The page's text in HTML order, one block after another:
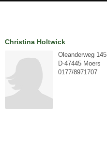
Christina Holtwick
Oleanderweg 145
D-47445 Moers
0177/8971707